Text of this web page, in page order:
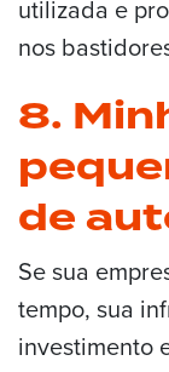
utilizada e
nos
8.
de
Se sua
tempo, sua
investimento